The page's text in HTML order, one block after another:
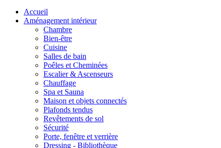
Accueil
Aménagement intérieur
Chambre
Bien-être
Cuisine
Salles de bain
Poêles et Cheminées
Escalier & Ascenseurs
Chauffage
Spa et Sauna
Maison et objets connectés
Plafonds tendus
Revêtements de sol
Sécurité
Porte, fenêtre et verrière
Dressing - Bibliothèque